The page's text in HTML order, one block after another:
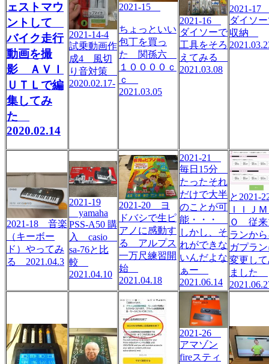
ェストマウ
ントして
バイク走行
動画を撮
影 ＡＶＩ
ＵＴＬで編
集してみ
た
2020.02.14
2021-14-4
試乗動画作
成4 風切
り音対策
2020.02.17-
2021-15
ちょっといい
包丁を買っ
た 関孫六
１００００ｃ
ｃ
2021.03.05
2021-16
ダイソーで
工具をそろ
えてみる
2021.03.08
2021-
ダイソ
収納
2021-18 音楽
（キーボー
ド）やってみ
る 2021.04.3
2021-19
yamaha
PSS-A50 購
入 casio
sa-76と比
較
2021.04.10
2021-20 ヨ
ドバシで生ピ
アノに感動す
る アルプス
一万尺練習開
始
2021.04.18
2021-21
毎日15分
たったそれ
だけで大半
のことが可
能・・・
しかし、そ
れができな
いんだよな
ぁー
2021.06.14
と
ＩＩＪ
Ｏ 従来
ランか
ガプラ
変更し
ました
2021-26
アマゾン
fireスティ